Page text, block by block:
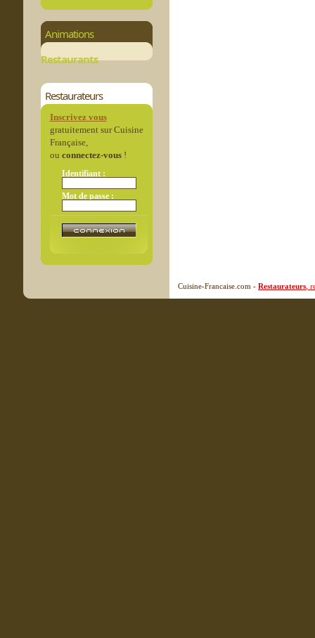
Animations
Restaurants
Restaurateurs
Inscrivez vous
gratuitement sur Cuisine
Française,
ou connectez-vous!
Identifiant :
Mot de passe :
Cuisine-Francaise.com - Restaurateurs ,